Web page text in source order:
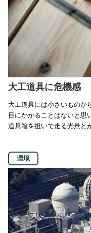
大工道具に危機感
大工道具には小さいものか
目にかかることはないと思
道具箱を担いで走る光景
環境